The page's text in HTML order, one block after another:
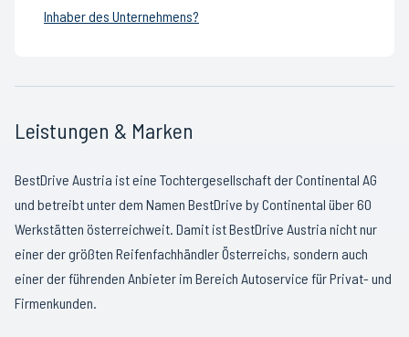
Inhaber des Unternehmens?
Leistungen & Marken
BestDrive Austria ist eine Tochtergesellschaft der Continental AG
und betreibt unter dem Namen BestDrive by Continental über 60
Werkstätten österreichweit. Damit ist BestDrive Austria nicht nur
einer der größten Reifenfachhändler Österreichs, sondern auch
einer der führenden Anbieter im Bereich Autoservice für Privat- und
Firmenkunden.